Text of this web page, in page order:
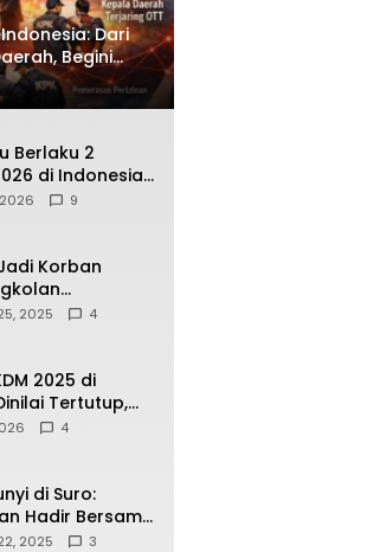
Dari
Begini
Berlaku 2
di Indonesia,
bagi
Publik
9
Korban
BBM
2025 4
2025 di
Tertutup,
4
di Suro:
Hadir Bersama
Kopi Hangat
2025 3